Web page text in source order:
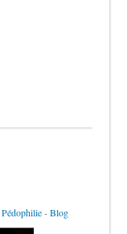
Pédophilie-Blog